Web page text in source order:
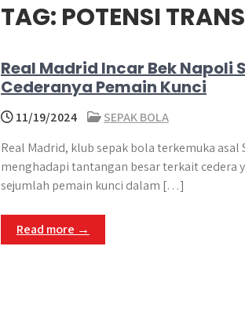
TAG: POTENSI
Real Madrid Incar Bek Napoli
Cederanya Pemain Kunci
11/19/2024
SEPAK BOLA
Real Madrid, klub sepak bola terkemuka asal
menghadapi tantangan besar terkait cedera
sejumlah pemain kunci dalam […]
Read more →